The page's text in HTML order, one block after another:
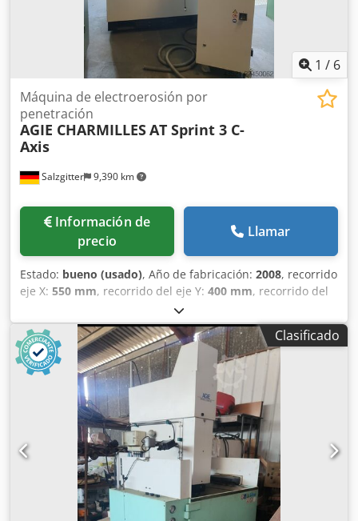
1 / 6
Salzgitter 9,390 km
Máquina de electroerosión por
penetración
AGIE CHARMILLESAT Sprint 3 C-
Axis
Información de
precio
Llamar
Estado: bueno (usado), Año de fabricación: 2008, recorrido
eje X: 550 mm, recorrido del eje Y: 400 mm, recorrido del
2,200 mm
mm, longitud total:1,800 mm, ancho de la mesa:650 mm,
longitud de la mesa:850 mm, Máquina de electroerosión
por penetración con eje C. Cedpjzqd Rrefx Angoha
Clasificado